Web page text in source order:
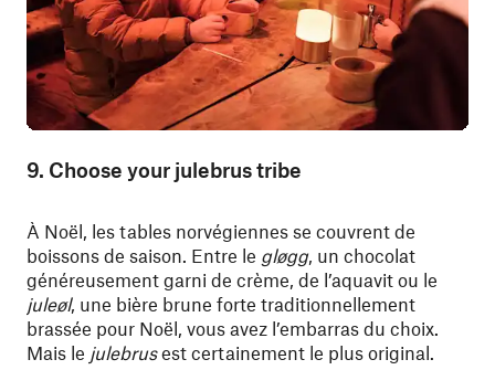
9. Choose your julebrus tribe
À Noël, les tables norvégiennes se couvrent de
boissons de saison. Entre le gløgg, un chocolat
généreusement garni de crème, de l’aquavit ou le
juleøl, une bière brune forte traditionnellement
brassée pour Noël, vous avez l’embarras du choix.
Mais le julebrusest certainement le plus original.